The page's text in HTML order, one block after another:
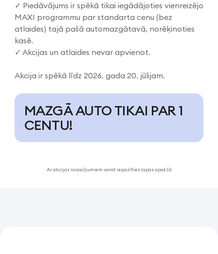
✓ Piedāvājums ir spēkā tikai iegādājoties vienreizējo
MAXI programmu par standarta cenu (bez
atlaides) tajā pašā automazgātavā, norēķinoties
kasē.
✓ Akcijas un atlaides nevar apvienot.
Akcija ir spēkā līdz 2026. gada 20. jūlijam.
MAZGĀ AUTO TIKAI PAR 1
CENTU!
Ar akcijas nosacījumiem varat iepazīties lapas apakšā